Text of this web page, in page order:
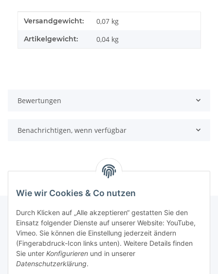
Wie wir Cookies & Co nutzen
Durch Klicken auf „Alle akzeptieren“ gestatten Sie den
Einsatz folgender Dienste auf unserer Website: YouTube,
Vimeo. Sie können die Einstellung jederzeit ändern
(Fingerabdruck-Icon links unten). Weitere Details finden
Sie unter Konfigurieren und in unserer
Datenschutzerklärung.
Produkteigenschaft
Wert
Versandgewicht: 0,07 kg
Artikelgewicht: 0,04 kg
Bewertungen
Benachrichtigen, wenn verfügbar
Informationen
Gesetzliche Informationen